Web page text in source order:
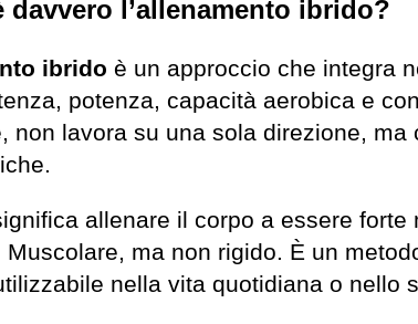
davvero l’allenamento ibrido?
ibrido è un approccio che integra
potenza, capacità aerobica e
non lavora su una sola direzione,
allenare il corpo a essere
Muscolare, ma non rigido. È un
nella vita quotidiana o nello